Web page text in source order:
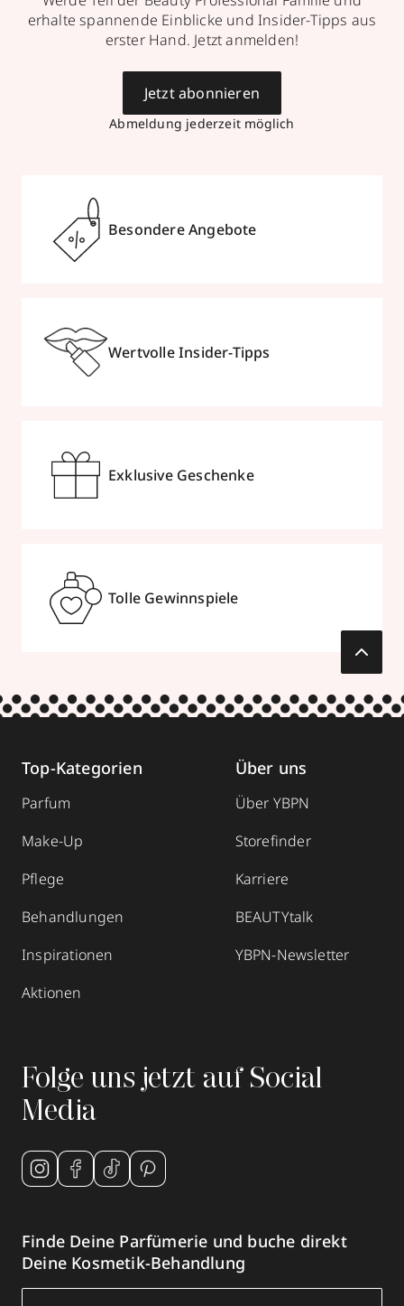
erhalte spannende Einblicke und Insider-Tipps aus
erster Hand. Jetzt anmelden!
Abmeldung jederzeit möglich
Jetzt abonnieren
Besondere Angebote
Wertvolle Insider-Tipps
Exklusive Geschenke
Tolle Gewinnspiele
Top-Kategorien
Parfum
Make-Up
Pflege
Behandlungen
Inspirationen
Aktionen
Über uns
Über YBPN
Storefinder
Karriere
BEAUTYtalk
YBPN-Newsletter
Folge uns jetzt auf Social
Media
Finde Deine Parfümerie und buche direkt
Deine Kosmetik-Behandlung